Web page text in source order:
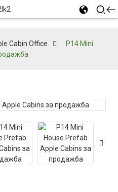
Cabin Office
P14 Mini